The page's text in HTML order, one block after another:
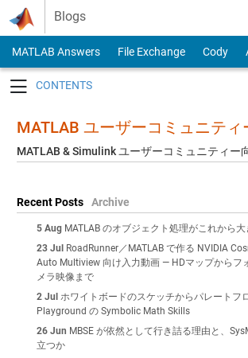
Skip to content
Blogs
MATLAB Answers File Exchange Cody
MATLAB ユーザーコミュニティ
MATLAB & Simulink ユーザーコミュニティー
Recent Posts Archive
5 Aug MATLAB のオブジェクト処理がこれから
23 Jul RoadRunner／MATLAB で作る NVIDIA
Auto Multiview 向け入力動画 — HDマップからフ
メラ映像まで
2 Jul ホワイトボードのスケッチからパレートフ
Playground の Symbolic Math Skills
26 Jun MBSE が依然として行き詰る理由と、
立つか